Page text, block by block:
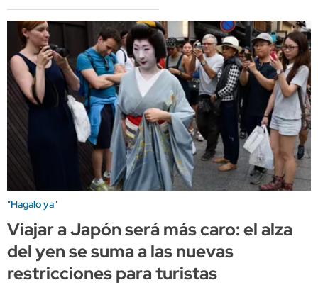
"Hagalo ya"
Viajar a Japón será más caro: el alza
del yen se suma a las nuevas
restricciones para turistas